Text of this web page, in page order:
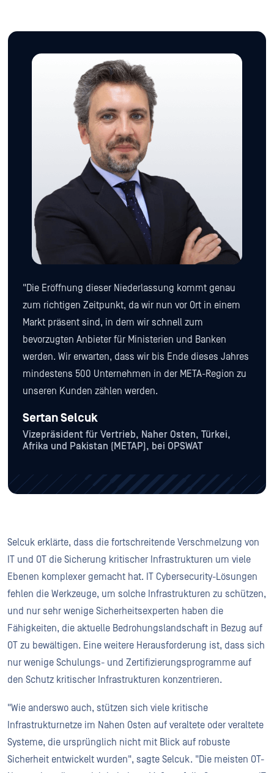
"Die Eröffnung dieser Niederlassung kommt genau
zum richtigen Zeitpunkt, da wir nun vor Ort in einem
Markt präsent sind, in dem wir schnell zum
bevorzugten Anbieter für Ministerien und Banken
werden. Wir erwarten, dass wir bis Ende dieses Jahres
mindestens 500 Unternehmen in der META-Region zu
unseren Kunden zählen werden.
Sertan Selcuk
Vizepräsident für Vertrieb, Naher Osten, Türkei,
Afrika und Pakistan (METAP), bei OPSWAT
Selcuk erklärte, dass die fortschreitende Verschmelzung von
IT und OT die Sicherung kritischer Infrastrukturen um viele
Ebenen komplexer gemacht hat. IT Cybersecurity-Lösungen
fehlen die Werkzeuge, um solche Infrastrukturen zu schützen,
und nur sehr wenige Sicherheitsexperten haben die
Fähigkeiten, die aktuelle Bedrohungslandschaft in Bezug auf
OT zu bewältigen. Eine weitere Herausforderung ist, dass sich
nur wenige Schulungs- und Zertifizierungsprogramme auf
den Schutz kritischer Infrastrukturen konzentrieren.
"Wie anderswo auch, stützen sich viele kritische
Infrastrukturnetze im Nahen Osten auf veraltete oder veraltete
Systeme, die ursprünglich nicht mit Blick auf robuste
Sicherheit entwickelt wurden", sagte Selcuk. "Die meisten OT-